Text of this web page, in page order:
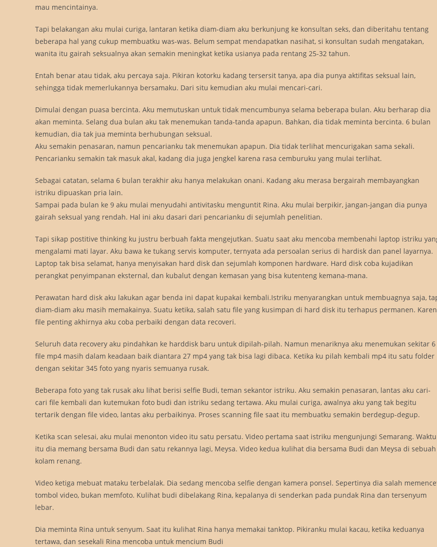
mau mencintainya.
Tapi belakangan aku mulai curiga, lantaran ketika diam-diam aku berkunjung ke konsultan seks, dan diberitahu tentang
beberapa hal yang cukup membuatku was-was. Belum sempat mendapatkan nasihat, si konsultan sudah mengatakan,
wanita itu gairah seksualnya akan semakin meningkat ketika usianya pada rentang 25-32 tahun.
Entah benar atau tidak, aku percaya saja. Pikiran kotorku kadang tersersit tanya, apa dia punya aktifitas seksual lain,
sehingga tidak memerlukannya bersamaku. Dari situ kemudian aku mulai mencari-cari.
Dimulai dengan puasa bercinta. Aku memutuskan untuk tidak mencumbunya selama beberapa bulan. Aku berharap dia
akan meminta. Selang dua bulan aku tak menemukan tanda-tanda apapun. Bahkan, dia tidak meminta bercinta. 6 bulan
kemudian, dia tak jua meminta berhubungan seksual.
Aku semakin penasaran, namun pencarianku tak menemukan apapun. Dia tidak terlihat mencurigakan sama sekali.
Pencarianku semakin tak masuk akal, kadang dia juga jengkel karena rasa cemburuku yang mulai terlihat.
Sebagai catatan, selama 6 bulan terakhir aku hanya melakukan onani. Kadang aku merasa bergairah membayangkan
istriku dipuaskan pria lain.
Sampai pada bulan ke 9 aku mulai menyudahi antivitasku menguntit Rina. Aku mulai berpikir, jangan-jangan dia punya
gairah seksual yang rendah. Hal ini aku dasari dari pencarianku di sejumlah penelitian.
Tapi sikap postitive thinking ku justru berbuah fakta mengejutkan. Suatu saat aku mencoba membenahi laptop istriku
mengalami mati layar. Aku bawa ke tukang servis komputer, ternyata ada persoalan serius di hardisk dan panel layarnya.
Laptop tak bisa selamat, hanya menyisakan hard disk dan sejumlah komponen hardware. Hard disk coba kujadikan
perangkat penyimpanan eksternal, dan kubalut dengan kemasan yang bisa kutenteng kemana-mana.
Perawatan hard disk aku lakukan agar benda ini dapat kupakai kembali.Istriku menyarangkan untuk membuagnya saja,
diam-diam aku masih memakainya. Suatu ketika, salah satu file yang kusimpan di hard disk itu terhapus permanen.
file penting akhirnya aku coba perbaiki dengan data recoveri.
Seluruh data recovery aku pindahkan ke harddisk baru untuk dipilah-pilah. Namun menariknya aku menemukan sekitar 6
file mp4 masih dalam keadaan baik diantara 27 mp4 yang tak bisa lagi dibaca. Ketika ku pilah kembali mp4 itu satu folder
dengan sekitar 345 foto yang nyaris semuanya rusak.
Beberapa foto yang tak rusak aku lihat berisi selfie Budi, teman sekantor istriku. Aku semakin penasaran, lantas aku cari-
cari file kembali dan kutemukan foto budi dan istriku sedang tertawa. Aku mulai curiga, awalnya aku yang tak begitu
tertarik dengan file video, lantas aku perbaikinya. Proses scanning file saat itu membuatku semakin berdegup-degup.
Ketika scan selesai, aku mulai menonton video itu satu persatu. Video pertama saat istriku mengunjungi Semarang. Waktu
itu dia memang bersama Budi dan satu rekannya lagi, Meysa. Video kedua kulihat dia bersama Budi dan Meysa di sebuah
kolam renang.
Video ketiga mebuat mataku terbelalak. Dia sedang mencoba selfie dengan kamera ponsel. Sepertinya dia salah
tombol video, bukan memfoto. Kulihat budi dibelakang Rina, kepalanya di senderkan pada pundak Rina dan tersenyum
lebar.
Dia meminta Rina untuk senyum. Saat itu kulihat Rina hanya memakai tanktop. Pikiranku mulai kacau, ketika keduanya
tertawa, dan sesekali Rina mencoba untuk mencium Budi